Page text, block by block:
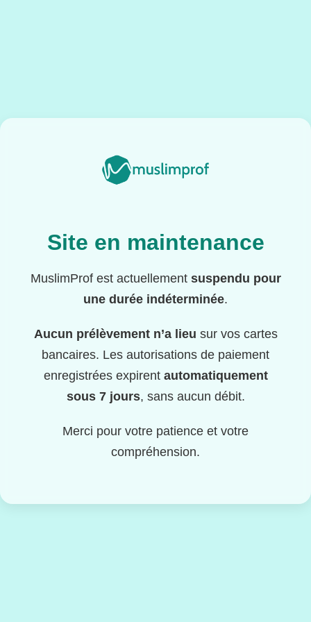
Site en maintenance
MuslimProf est actuellement suspendu pour
une durée indéterminée.
Aucun prélèvement n’a lieu sur vos cartes
bancaires. Les autorisations de paiement
enregistrées expirent automatiquement
sous 7 jours, sans aucun débit.
Merci pour votre patience et votre
compréhension.